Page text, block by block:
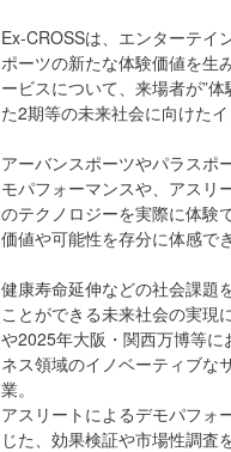
Ex-CROSSは、エンターテイ
ポーツの新たな体験価値を生
ービスについて、来場者が”
た2期等の未来社会に向けた
アーバンスポーツやパラスポ
モパフォーマンスや、アスリ
のテクノロジーを実際に体験
価値や可能性を存分に体感で
健康寿命延伸などの社会課題
ことができる未来社会の実現
や2025年大阪・関西万博等
ネス領域のイノベーティブな
業。
アスリートによるデモパフォ
じた、効果検証や市場性調査